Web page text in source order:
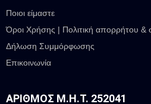
Ποιοι είμαστε
Όροι Χρήσης | Πολιτική απορρήτου
Δήλωση Συμμόρφωσης
Επικοινωνία
ΑΡΙΘΜΌΣ Μ.Η.Τ. 252041